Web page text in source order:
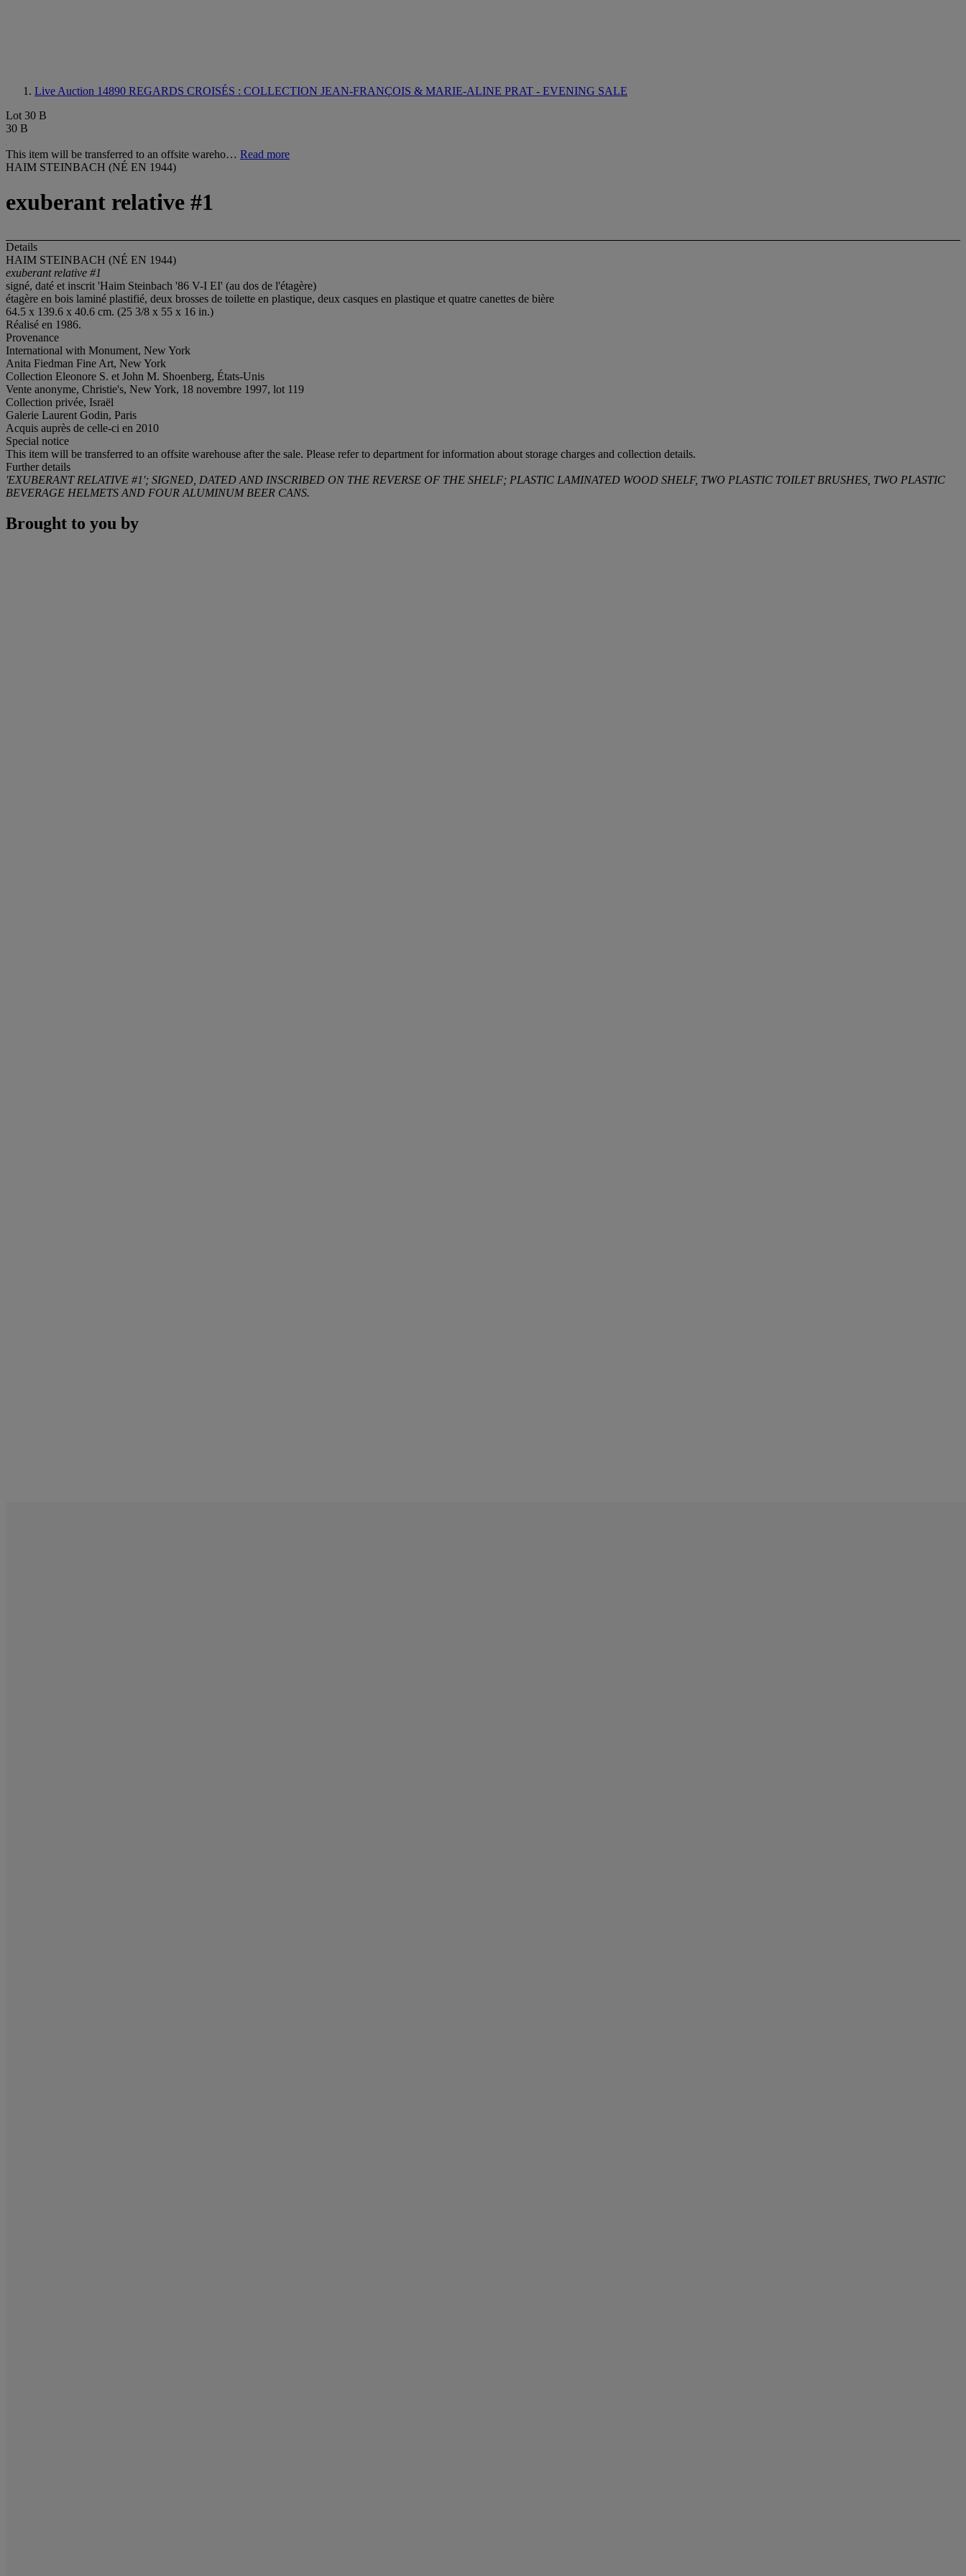
Live Auction 14890 REGARDS CROISÉS : COLLECTION JEAN-FRANÇOIS & MARIE-ALINE PRAT - EVENING SALE
Lot 30 B
30 B
This item will be transferred to an offsite wareho… Read more
HAIM STEINBACH (NÉ EN 1944)
exuberant relative #1
Details
HAIM STEINBACH (NÉ EN 1944)
exuberant relative #1
signé, daté et inscrit 'Haim Steinbach '86 V-I EI' (au dos de l'étagère)
étagère en bois laminé plastifié, deux brosses de toilette en plastique, deux casques en plastique et quatre canettes de bière
64.5 x 139.6 x 40.6 cm. (25 3/8 x 55 x 16 in.)
Réalisé en 1986.
Provenance
International with Monument, New York
Anita Fiedman Fine Art, New York
Collection Eleonore S. et John M. Shoenberg, États-Unis
Vente anonyme, Christie's, New York, 18 novembre 1997, lot 119
Collection privée, Israël
Galerie Laurent Godin, Paris
Acquis auprès de celle-ci en 2010
Special notice
This item will be transferred to an offsite warehouse after the sale. Please refer to department for information about storage charges and collection details.
Further details
'EXUBERANT RELATIVE #1'; SIGNED, DATED AND INSCRIBED ON THE REVERSE OF THE SHELF; PLASTIC LAMINATED WOOD SHELF, TWO PLASTIC TOILET BRUSHES, TWO PLASTIC
BEVERAGE HELMETS AND FOUR ALUMINUM BEER CANS.
Brought to you by